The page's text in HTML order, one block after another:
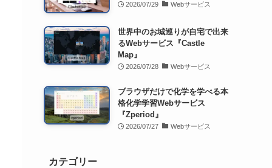
2026/07/29 Webサービス
世界中のお城巡りが自宅で出来
るWebサービス『Castle
Map』
2026/07/28 Webサービス
ブラウザだけで化学を学べる本
格化学学習Webサービス
『Zperiod』
2026/07/27 Webサービス
カテゴリー